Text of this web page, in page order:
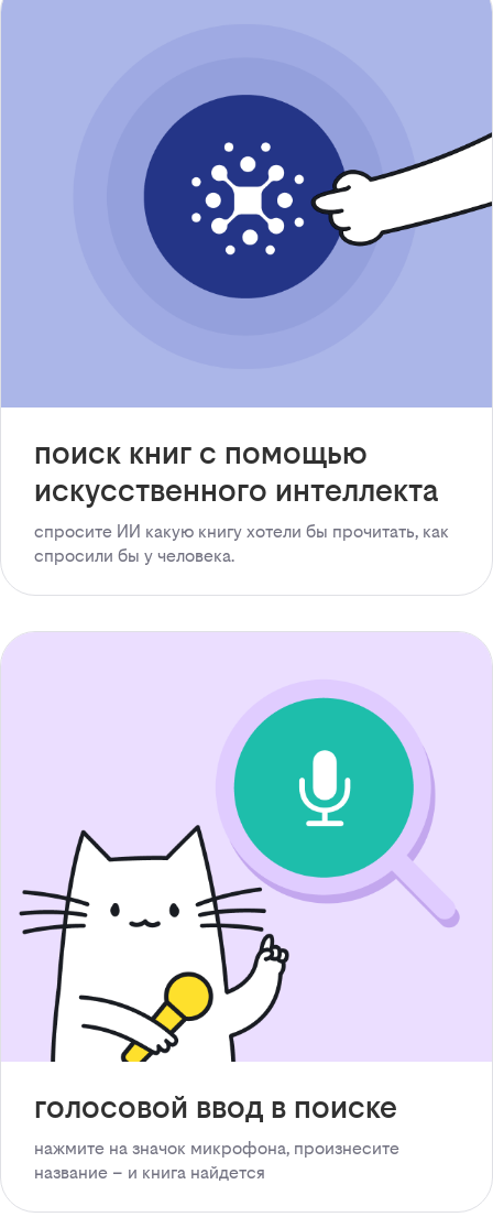
поиск книг с помощью
искусственного интеллекта
спросите ИИ какую книгу хотели бы прочитать, как
спросили бы у человека.
голосовой ввод в поиске
нажмите на значок микрофона, произнесите
название – и книга найдется